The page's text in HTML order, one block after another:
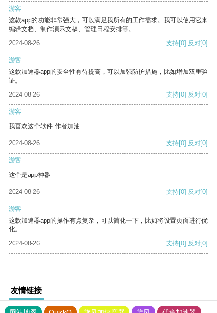
游客
这款app的功能非常强大，可以满足我所有的工作需求。我可以使用它来
编辑文档、制作演示文稿、管理日程安排等。
2024-08-26
支持[0] 反对[0]
游客
这款加速器app的安全性有待提高，可以加强防护措施，比如增加双重验
证。
2024-08-26
支持[0] 反对[0]
游客
我喜欢这个软件 作者加油
2024-08-26 支持[0] 反对[0]
游客
这个是app神器
2024-08-26 支持[0] 反对[0]
游客
这款加速器app的操作有点复杂，可以简化一下，比如将设置页面进行优
化。
2024-08-26
支持[0] 反对[0]
友情链接